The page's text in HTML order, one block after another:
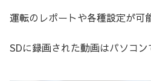
運転のレポートや各種設定が可
SDに録画された動画はパソコン